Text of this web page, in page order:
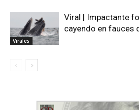
Virales
Viral | Impactante
cayendo en fauces